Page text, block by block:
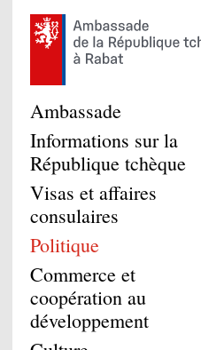
Ambassade
Informations sur la
République tchèque
Visas et affaires
consulaires
Politique
Commerce et
coopération au
développement